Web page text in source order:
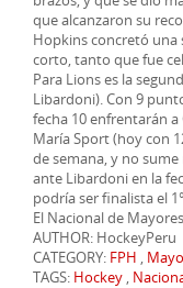
que alcanzaron su
Hopkins concretó una
corto, tanto que fue
Para Lions es la
Libardoni). Con 9
fecha 10 enfrentarán
María Sport (hoy con
de semana, y no
ante Libardoni en la
podría ser finalista el
El Nacional de
AUTHOR: HockeyPeru
CATEGORY: FPH ,
TAGS: Hockey ,